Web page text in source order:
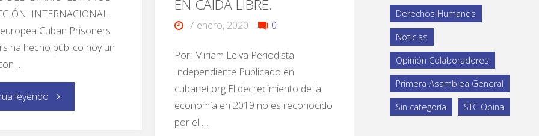
INTERNACIONAL.
Cuban Prisoners
ha hecho público hoy un
…
leyendo
EN CAÍDA LIBRE.
7 enero, 2020 0
Por: Miriam Leiva Periodista
Independiente Publicado en
cubanet.org El decrecimiento de la
economía en 2019 no es reconocido
por el …
Derechos Humanos
Noticias
Opinión Colaboradores
Primera Asamblea General
Sin categoría STC Opina